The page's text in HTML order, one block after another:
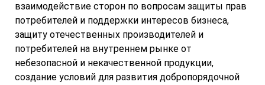
взаимодействие сторон по вопросам защиты прав
потребителей и поддержки интересов бизнеса,
защиту отечественных производителей и
потребителей на внутреннем рынке от
небезопасной и некачественной продукции,
создание условий для развития добропорядочной